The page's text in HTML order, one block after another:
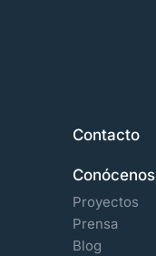
Contacto
Conócenos
Proyectos
Prensa
Blog